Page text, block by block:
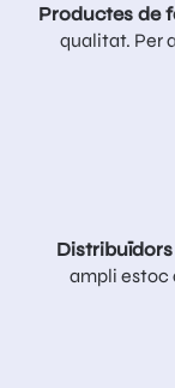
Productes de
qualitat. Per
ampli estoc